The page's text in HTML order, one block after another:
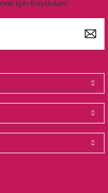
İçin Kaydulun!